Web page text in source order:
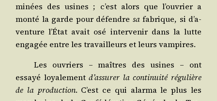
mi­nées des usines ; c’est alors que l’ou­vrier a
mon­té la garde pour défendre safabrique, si d’a­
ven­ture l’État avait osé inter­ve­nir dans la lutte
enga­gée entre les tra­vailleurs et leurs vampires.
Les ouvriers – maîtres des usines – ont
essayé loya­le­mentd’assurer la conti­nui­té régu­lière
de la pro­duc­tion. C’est ce qui alar­ma le plus les